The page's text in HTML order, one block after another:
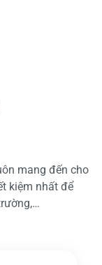
mang đến cho
kiệm nhất để